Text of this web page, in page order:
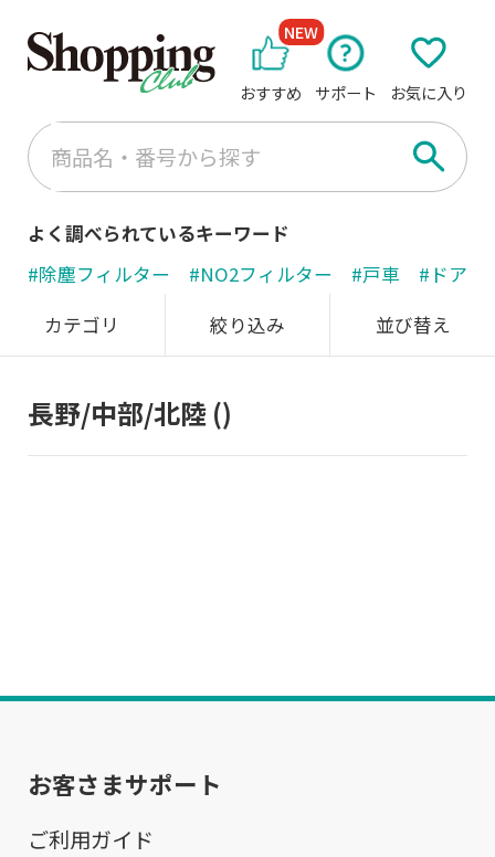
おすすめ
NEW
サポート お気に入り
よく調べられているキーワード
#除塵フィルター
#NO2フィルター #戸車
#ドアノ
カテゴリ
絞り込み 並び替え
長野/中部/北陸 ()
お客さまサポート
ご利用ガイド